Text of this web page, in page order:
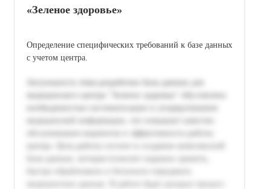
«Зеленое здоровье»
Определение специфических требований к базе данных
с учетом центра.